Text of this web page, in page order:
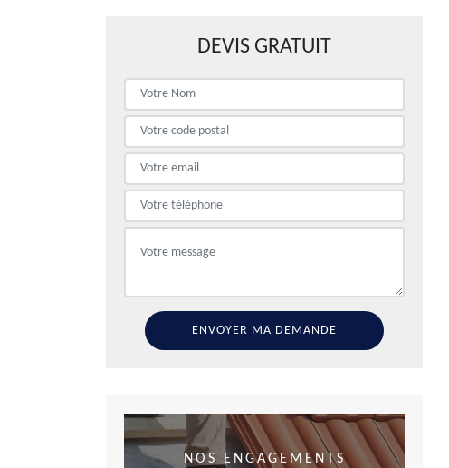
DEVIS GRATUIT
NOS ENGAGEMENTS